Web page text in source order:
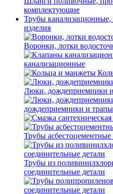
комплектующие
Трубы канализационные,
изделия
Воронки, лотки
канализационные
Люки, дождеприемники
дождеприемники и
Трубы
Трубы из
соединительные детали